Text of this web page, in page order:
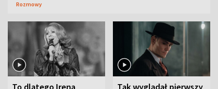
Rozmowy
To dlatego Irena
Tak wyglądał pierwszy